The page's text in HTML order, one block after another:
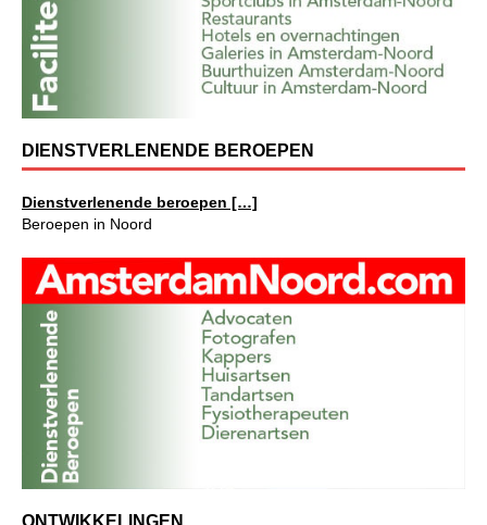
DIENSTVERLENENDE BEROEPEN
Dienstverlenende beroepen […]
Beroepen in Noord
ONTWIKKELINGEN